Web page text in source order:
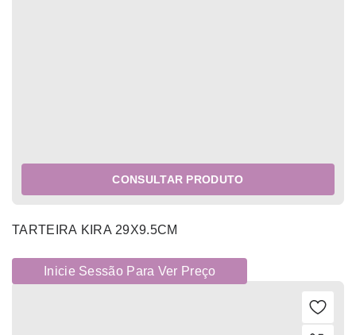
CONSULTAR PRODUTO
TARTEIRA KIRA 29X9.5CM
Inicie Sessão Para Ver Preço